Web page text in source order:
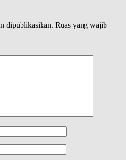
dipublikasikan. Ruas yang wajib